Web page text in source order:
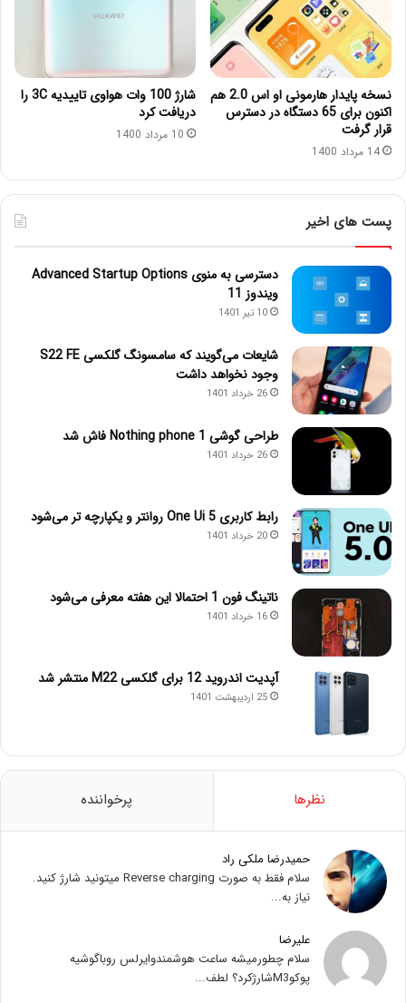
نسخه پایدار هارمونی او اس 2.0 هم
اکنون برای 65 دستگاه در دسترس
قرار گرفت
14 مرداد 1400
شارژ 100 وات هواوی تاییدیه 3C را
دریافت کرد
10 مرداد 1400
پست های اخیر
دسترسی به منوی Advanced Startup Options
ویندوز 11
10 تیر 1401
شایعات می‌گویند که سامسونگ گلکسی S22 FE
وجود نخواهد داشت
26 خرداد 1401
طراحی گوشی Nothing phone 1 فاش شد
26 خرداد 1401
رابط کاربری One Ui 5 روانتر و یکپارچه تر می‌شود
20 خرداد 1401
ناتینگ فون 1 احتمالا این هفته معرفی می‌شود
16 خرداد 1401
آپدیت اندروید 12 برای گلکسی M22 منتشر شد
25 اردیبهشت 1401
نظرها پرخواننده
حمیدرضا ملکی راد
سلام فقط به صورت Reverse charging میتونید شارژ کنید.
نیاز به...
علیرضا
سلام چطورمیشه ساعت هوشمندوایرلس روباگوشیه
پوکوM3شارژکرد؟ لطف...